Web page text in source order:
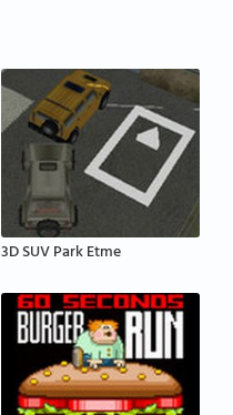
3D SUV Park Etme